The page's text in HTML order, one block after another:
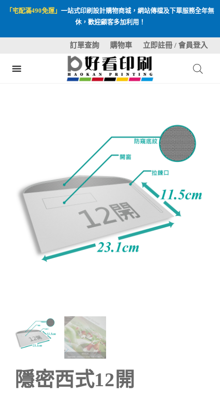
「宅配滿490免運」 一站式印刷設計購物商城，網站傳檔及下單服務全年無
休，歡迎顧客多加利用！
訂單查詢 購物車 立即註冊 / 會員登入
隱密西式12開